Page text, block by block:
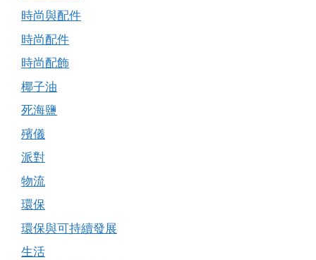
時尚與配件
時尚配件
時尚配飾
椰子油
死海鹽
殯儀
派對
物流
環保
環保與可持續發展
生活